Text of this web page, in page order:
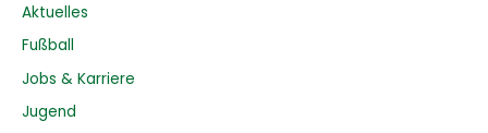
Aktuelles
Fußball
Jobs & Karriere
Jugend